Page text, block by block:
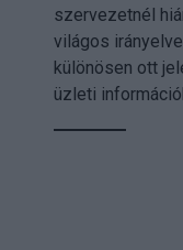
szervezetnél
világos
különösen ott
üzleti